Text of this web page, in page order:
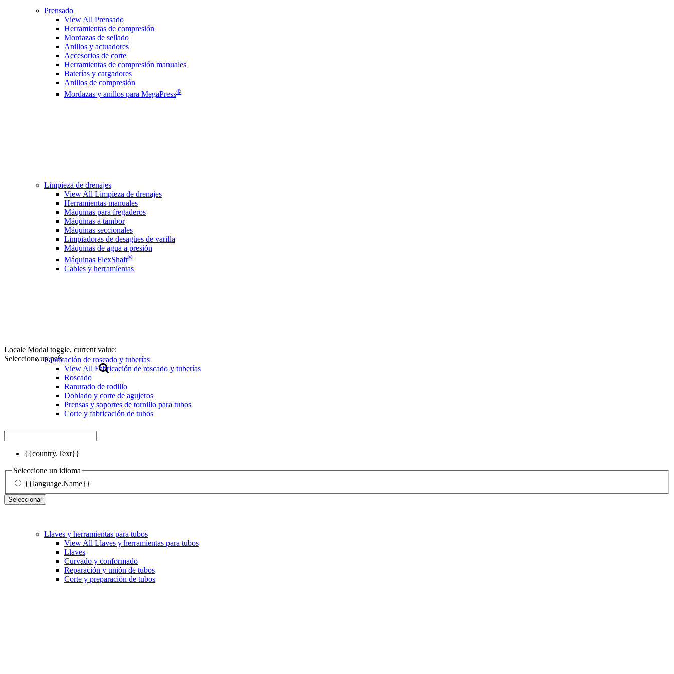
Locale Modal toggle, current value:
Seleccione un país
{{country.Text}}
Seleccione un idioma
{{language.Name}}
Seleccionar
Prensado
View All Prensado
Herramientas de compresión
Mordazas de sellado
Anillos y actuadores
Accesorios de corte
Herramientas de compresión manuales
Baterías y cargadores
Anillos de compresión
Mordazas y anillos para MegaPress®
Limpieza de drenajes
View All Limpieza de drenajes
Herramientas manuales
Máquinas para fregaderos
Máquinas a tambor
Máquinas seccionales
Limpiadoras de desagües de varilla
Máquinas de agua a presión
Máquinas FlexShaft®
Cables y herramientas
Fabricación de roscado y tuberías
View All Fabricación de roscado y tuberías
Roscado
Ranurado de rodillo
Doblado y corte de agujeros
Prensas y soportes de tornillo para tubos
Corte y fabricación de tubos
Llaves y herramientas para tubos
View All Llaves y herramientas para tubos
Llaves
Curvado y conformado
Reparación y unión de tubos
Corte y preparación de tubos